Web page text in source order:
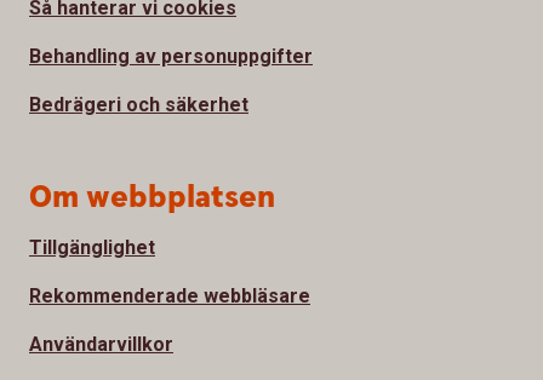
Så hanterar vi cookies
Behandling av personuppgifter
Bedrägeri och säkerhet
Om webbplatsen
Tillgänglighet
Rekommenderade webbläsare
Användarvillkor